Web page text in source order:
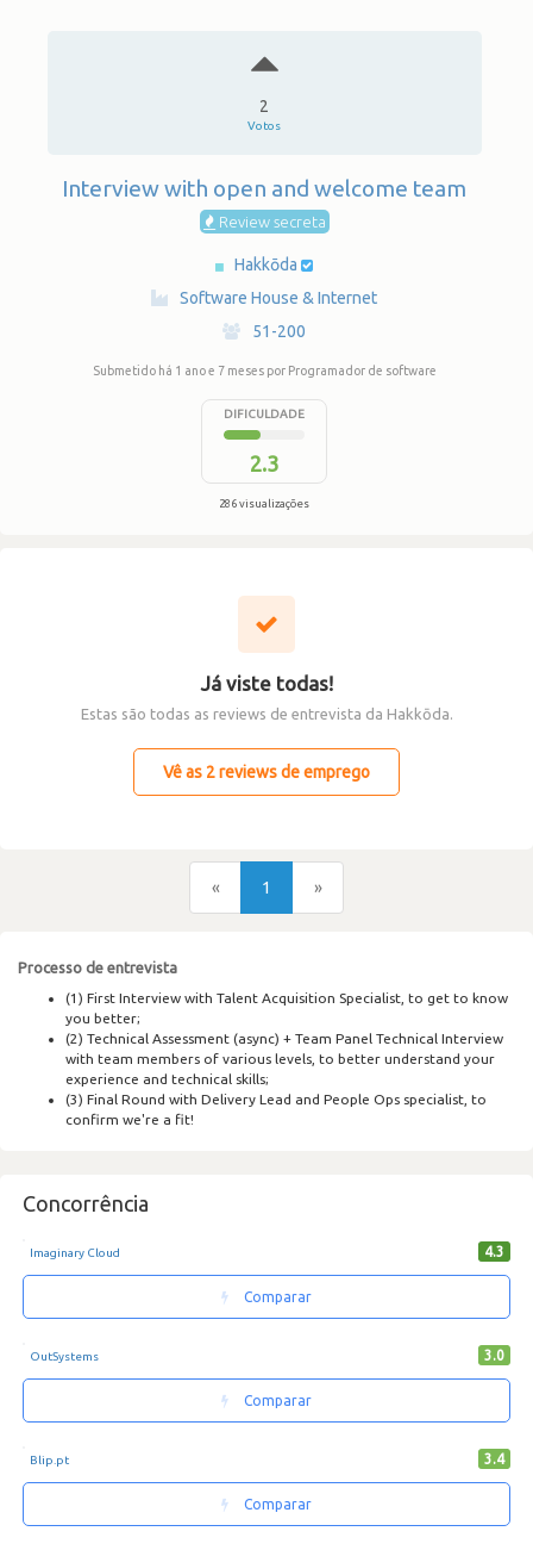
2
Votos
Interview with open and welcome team
Review secreta
Hakkōda
Software House & Internet
·
51-200
Submetido há 1 ano e 7 meses por Programador de software
DIFICULDADE
2.3
286 visualizações
Já viste todas!
Estas são todas as reviews de entrevista da Hakkōda.
Vê as 2 reviews de emprego
« 1 »
Processo de entrevista
(1) First Interview with Talent Acquisition Specialist, to get to know
you better;
(2) Technical Assessment (async) + Team Panel Technical Interview
with team members of various levels, to better understand your
experience and technical skills;
(3) Final Round with Delivery Lead and People Ops specialist, to
confirm we're a fit!
Concorrência
Imaginary Cloud 4.3
Comparar
OutSystems 3.0
Comparar
Blip.pt 3.4
Comparar